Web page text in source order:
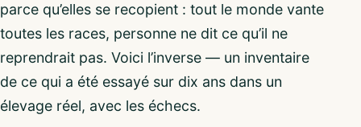
parce qu’elles se recopient : tout le monde vante
toutes les races, personne ne dit ce qu’il ne
reprendrait pas. Voici l’inverse — un inventaire
de ce qui a été essayé sur dix ans dans un
élevage réel, avec les échecs.